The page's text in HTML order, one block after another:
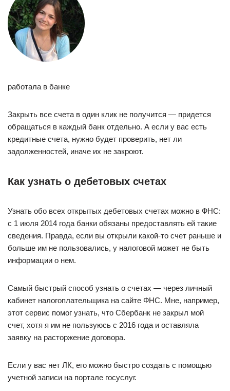
работала в банке
Закрыть все счета в один клик не получится — придется
обращаться в каждый банк отдельно. А если у вас есть
кредитные счета, нужно будет проверить, нет ли
задолженностей, иначе их не закроют.
Как узнать о дебетовых счетах
Узнать обо всех открытых дебетовых счетах можно в ФНС:
с 1 июля 2014 года банки обязаны предоставлять ей такие
сведения. Правда, если вы открыли какой-то счет раньше и
больше им не пользовались, у налоговой может не быть
информации о нем.
Самый быстрый способ узнать о счетах — через личный
кабинет налогоплательщика на сайте ФНС. Мне, например,
этот сервис помог узнать, что Сбербанк не закрыл мой
счет, хотя я им не пользуюсь с 2016 года и оставляла
заявку на расторжение договора.
Если у вас нет ЛК, его можно быстро создать с помощью
учетной записи на портале госуслуг.